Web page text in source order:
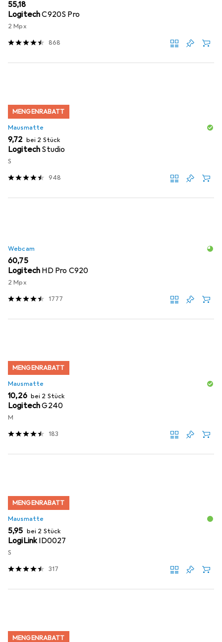
EUR
55,18
LogitechC920S Pro
2 Mpx
868
MENGENRABATT
Mausmatte
EUR
9,72 bei 2 Stück
Logitech Studio
S
948
Webcam
EUR
60,75
Logitech HD Pro C920
2 Mpx
1777
MENGENRABATT
Mausmatte
EUR
10,26 bei 2 Stück
LogitechG240
M
183
MENGENRABATT
Mausmatte
EUR
5,95 bei 2 Stück
LogiLinkID0027
S
317
MENGENRABATT